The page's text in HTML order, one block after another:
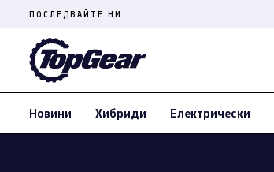
content
(Press
ПОСЛЕДВАЙТЕ НИ:
Новини Хибриди Електрически